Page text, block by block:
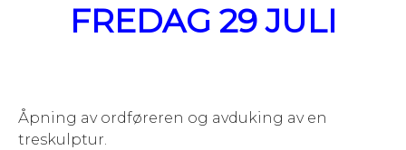
FREDAG 29 JULI
Åpning av ordføreren og avduking av en
treskulptur.